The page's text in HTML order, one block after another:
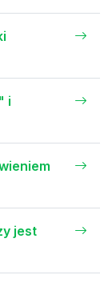
i
jest